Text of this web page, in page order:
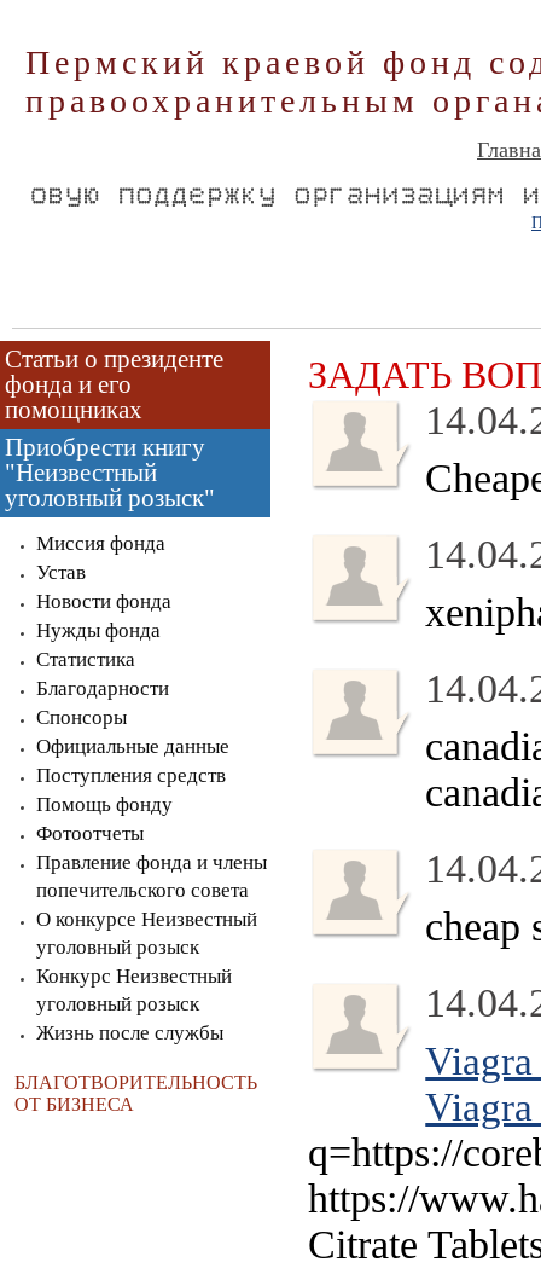
Пермский краевой фонд
правоохранительным
Статьи о президенте
фонда и его
помощниках
Приобрести книгу
"Неизвестный
уголовный розыск"
Миссия фонда
Устав
Новости фонда
Нужды фонда
Статистика
Благодарности
Спонсоры
Официальные данные
Поступления средств
Помощь фонду
Фотоотчеты
Правление фонда и члены
попечительского совета
О конкурсе Неизвестный
уголовный розыск
Конкурс Неизвестный
уголовный розыск
Жизнь после службы
БЛАГОТВОРИТЕЛЬНОСТЬ
ОТ БИЗНЕСА
ЗАДАТЬ
cheap
q=https://
https://
Citrate